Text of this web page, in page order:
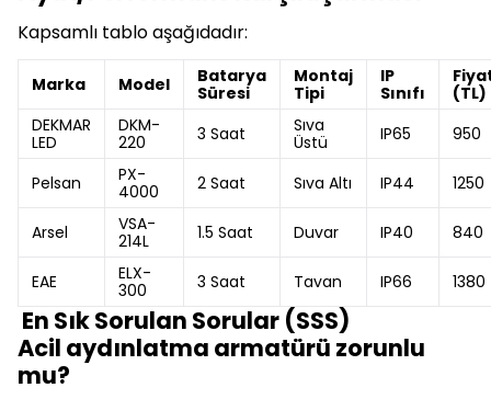
Kapsamlı tablo aşağıdadır:
Marka Model
Batarya
Süresi
Montaj
Tipi
IP
Sınıfı
(TL)
DEKMAR
LED
DKM-
220
3 Saat
Sıva
Üstü
IP65 950
Pelsan
PX-
4000
2 Saat Sıva Altı IP44 1250
Arsel
VSA-
214L
1.5 Saat Duvar IP40 840
EAE
ELX-
300
3 Saat Tavan IP66 1380
En Sık Sorulan Sorular (SSS)
Acil aydınlatma armatürü zorunlu
mu?